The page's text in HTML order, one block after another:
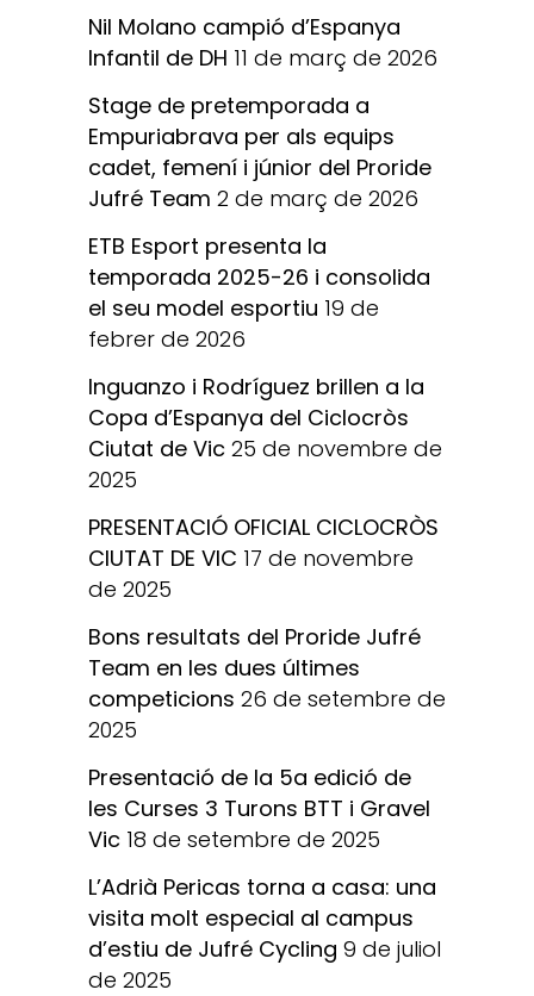
Nil Molano campió d’Espanya
Infantil de DH 11 de març de 2026
Stage de pretemporada a
Empuriabrava per als equips
cadet, femení i júnior del Proride
Jufré Team 2 de març de 2026
ETB Esport presenta la
temporada 2025-26 i consolida
el seu model esportiu 19 de
febrer de 2026
Inguanzo i Rodríguez brillen a la
Copa d’Espanya del Ciclocròs
Ciutat de Vic 25 de novembre de
2025
PRESENTACIÓ OFICIAL CICLOCRÒS
CIUTAT DE VIC 17 de novembre
de 2025
Bons resultats del Proride Jufré
Team en les dues últimes
competicions 26 de setembre de
2025
Presentació de la 5a edició de
les Curses 3 Turons BTT i Gravel
Vic 18 de setembre de 2025
L’Adrià Pericas torna a casa: una
visita molt especial al campus
d’estiu de Jufré Cycling 9 de juliol
de 2025